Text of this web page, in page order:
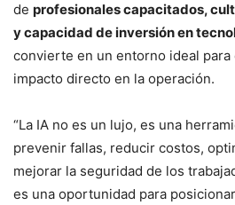
de profesionales capacitados,
y capacidad de inversión en
convierte en un entorno ideal
impacto directo en la operación.
“La IA no es un lujo, es una
prevenir fallas, reducir costos,
mejorar la seguridad de los
es una oportunidad para